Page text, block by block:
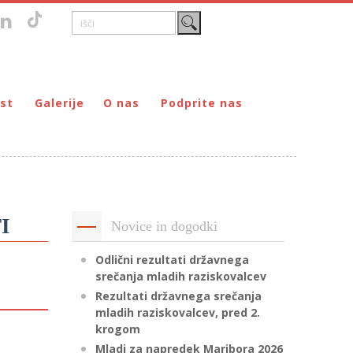
prijateljev mladine Maribor
Galerije O nas
Poslanstvo
Partnerji
Transparentnost delovanja
Podprite nas
DONIRAJ – za pravne osebe
Novice in dogodki
Odlični rezultati državnega
srečanja mladih raziskovalcev
Rezultati državnega srečanja
mladih raziskovalcev, pred 2.
krogom
Mladi za napredek Maribora 2026